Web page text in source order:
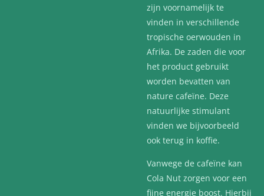
zijn voornamelijk te
vinden in verschillende
tropische oerwouden in
Afrika. De zaden die voor
het product gebruikt
worden bevatten van
nature cafeïne. Deze
natuurlijke stimulant
vinden we bijvoorbeeld
ook terug in koffie.
Vanwege de cafeïne kan
Cola Nut zorgen voor een
fijne energie boost. Hierbij